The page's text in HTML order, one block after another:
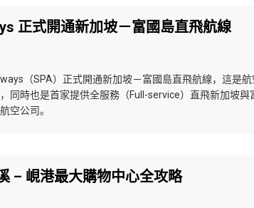
正式開通新加坡－富國島直飛航線
（SPA）正式開通新加坡－富國島直飛航線，這是
同時也是首家提供全服務（Full-service）直飛新加坡與
空公司。
– 峴港最大購物中心全攻略